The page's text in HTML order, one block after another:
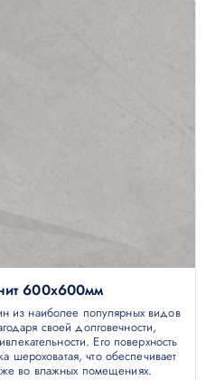
600х600мм
из наиболее популярных видов
своей долговечности,
Его поверхность
шероховатая, что обеспечивает
во влажных помещениях.